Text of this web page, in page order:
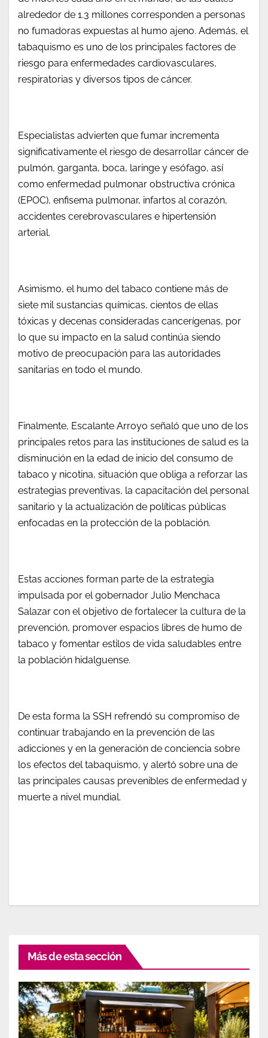
alrededor de 1.3 millones corresponden a personas
no fumadoras expuestas al humo ajeno. Además, el
tabaquismo es uno de los principales factores de
riesgo para enfermedades cardiovasculares,
respiratorias y diversos tipos de cáncer.
Especialistas advierten que fumar incrementa
significativamente el riesgo de desarrollar cáncer de
pulmón, garganta, boca, laringe y esófago, así
como enfermedad pulmonar obstructiva crónica
(EPOC), enfisema pulmonar, infartos al corazón,
accidentes cerebrovasculares e hipertensión
arterial.
Asimismo, el humo del tabaco contiene más de
siete mil sustancias químicas, cientos de ellas
tóxicas y decenas consideradas cancerígenas, por
lo que su impacto en la salud continúa siendo
motivo de preocupación para las autoridades
sanitarias en todo el mundo.
Finalmente, Escalante Arroyo señaló que uno de los
principales retos para las instituciones de salud es la
disminución en la edad de inicio del consumo de
tabaco y nicotina, situación que obliga a reforzar las
estrategias preventivas, la capacitación del personal
sanitario y la actualización de políticas públicas
enfocadas en la protección de la población.
Estas acciones forman parte de la estrategia
impulsada por el gobernador Julio Menchaca
Salazar con el objetivo de fortalecer la cultura de la
prevención, promover espacios libres de humo de
tabaco y fomentar estilos de vida saludables entre
la población hidalguense.
De esta forma la SSH refrendó su compromiso de
continuar trabajando en la prevención de las
adicciones y en la generación de conciencia sobre
los efectos del tabaquismo, y alertó sobre una de
las principales causas prevenibles de enfermedad y
muerte a nivel mundial.
Más de esta sección